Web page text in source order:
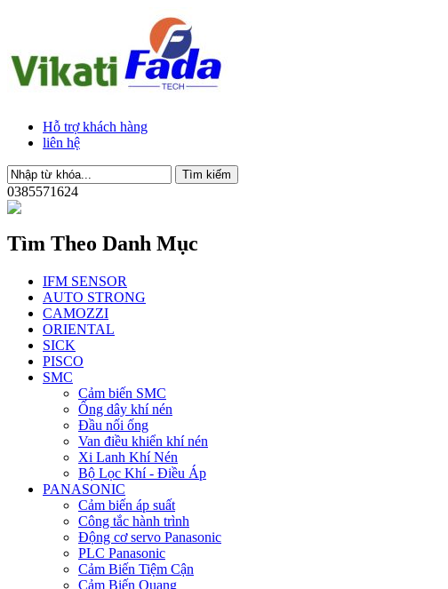
Hỗ trợ khách hàng
liên hệ
0385571624
Tìm Theo Danh Mục
IFM SENSOR
AUTO STRONG
CAMOZZI
ORIENTAL
SICK
PISCO
SMC
Cảm biến SMC
Ống dây khí nén
Đầu nối ống
Van điều khiển khí nén
Xi Lanh Khí Nén
Bộ Lọc Khí - Điều Áp
PANASONIC
Cảm biến áp suất
Công tắc hành trình
Động cơ servo Panasonic
PLC Panasonic
Cảm Biến Tiệm Cận
Cảm Biến Quang